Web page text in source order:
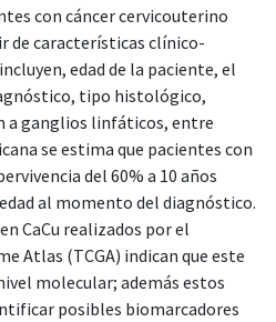
con cáncer cervicouterino
de características clínico-
edad de la paciente, el
tipo histológico,
a ganglios linfáticos, entre
se estima que pacientes con
del 60% a 10 años
al momento del diagnóstico.
CaCu realizados por el
Atlas (TCGA) indican que este
molecular; además estos
posibles biomarcadores